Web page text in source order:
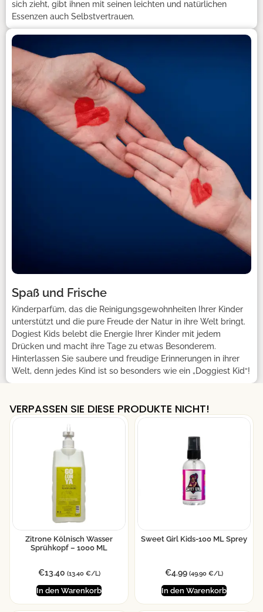
sich zieht, gibt ihnen mit seinen leichten und natürlichen
Essenzen auch Selbstvertrauen.
Spaß und Frische
Kinderparfüm, das die Reinigungsgewohnheiten Ihrer Kinder
unterstützt und die pure Freude der Natur in ihre Welt bringt.
Dogiest Kids belebt die Energie Ihrer Kinder mit jedem
Drücken und macht ihre Tage zu etwas Besonderem.
Hinterlassen Sie saubere und freudige Erinnerungen in ihrer
Welt, denn jedes Kind ist so besonders wie ein „Doggiest Kid“!
VERPASSEN SIE DIESE PRODUKTE NICHT!
Zitrone Kölnisch Wasser
Sprühkopf – 1000 ML
€13.40 (13.40 €/L)
In den Warenkorb
Sweet Girl Kids-100 ML Sprey
€4.99 (49.90 €/L)
In den Warenkorb